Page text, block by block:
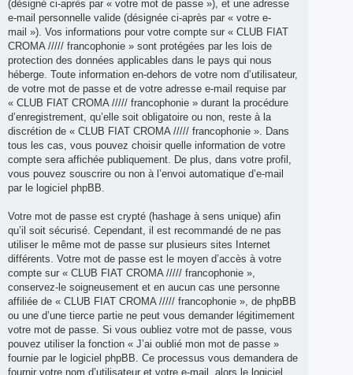
(désigné ci-après par « votre mot de passe »), et une adresse
e-mail personnelle valide (désignée ci-après par « votre e-
mail »). Vos informations pour votre compte sur « CLUB FIAT
CROMA ///// francophonie » sont protégées par les lois de
protection des données applicables dans le pays qui nous
héberge. Toute information en-dehors de votre nom d’utilisateur,
de votre mot de passe et de votre adresse e-mail requise par
« CLUB FIAT CROMA ///// francophonie » durant la procédure
d’enregistrement, qu’elle soit obligatoire ou non, reste à la
discrétion de « CLUB FIAT CROMA ///// francophonie ». Dans
tous les cas, vous pouvez choisir quelle information de votre
compte sera affichée publiquement. De plus, dans votre profil,
vous pouvez souscrire ou non à l’envoi automatique d’e-mail
par le logiciel phpBB.
Votre mot de passe est crypté (hashage à sens unique) afin
qu’il soit sécurisé. Cependant, il est recommandé de ne pas
utiliser le même mot de passe sur plusieurs sites Internet
différents. Votre mot de passe est le moyen d’accès à votre
compte sur « CLUB FIAT CROMA ///// francophonie »,
conservez-le soigneusement et en aucun cas une personne
affiliée de « CLUB FIAT CROMA ///// francophonie », de phpBB
ou une d’une tierce partie ne peut vous demander légitimement
votre mot de passe. Si vous oubliez votre mot de passe, vous
pouvez utiliser la fonction « J’ai oublié mon mot de passe »
fournie par le logiciel phpBB. Ce processus vous demandera de
fournir votre nom d’utilisateur et votre e-mail, alors le logiciel